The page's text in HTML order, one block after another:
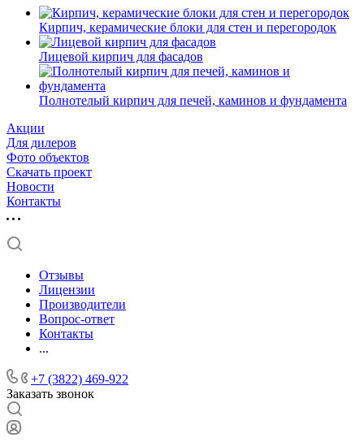
Кирпич, керамические блоки для стен и перегородок
Лицевой кирпич для фасадов
Полнотелый кирпич для печей, каминов и фундамента
Акции
Для дилеров
Фото объектов
Скачать проект
Новости
Контакты
Отзывы
Лицензии
Производители
Вопрос-ответ
Контакты
...
+7 (3822) 469-922
Заказать звонок